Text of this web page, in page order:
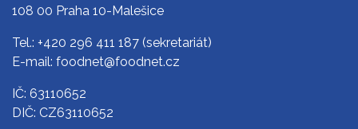
108 00 Praha 10-Malešice
Tel.: +420 296 411 187 (sekretariát)
E-mail: foodnet@foodnet.cz
IČ: 63110652
DIČ: CZ63110652